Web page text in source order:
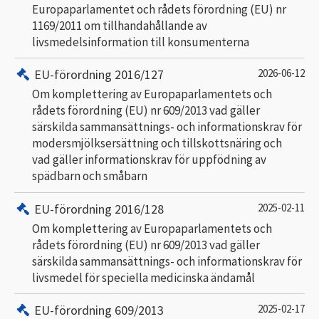
Europaparlamentet och rådets förordning (EU) nr
1169/2011 om tillhandahållande av
livsmedelsinformation till konsumenterna
EU-förordning 2016/127 2026-06-12
Om komplettering av Europaparlamentets och
rådets förordning (EU) nr 609/2013 vad gäller
särskilda sammansättnings- och informationskrav för
modersmjölksersättning och tillskottsnäring och
vad gäller informationskrav för uppfödning av
spädbarn och småbarn
EU-förordning 2016/128 2025-02-11
Om komplettering av Europaparlamentets och
rådets förordning (EU) nr 609/2013 vad gäller
särskilda sammansättnings- och informationskrav för
livsmedel för speciella medicinska ändamål
EU-förordning 609/2013 2025-02-17